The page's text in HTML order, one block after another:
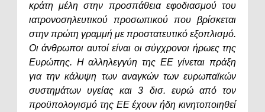
κράτη μέλη στην προσπάθεια εφοδιασμού του
ιατρονοσηλευτικού προσωπικού που βρίσκεται
στην πρώτη γραμμή με προστατευτικό εξοπλισμό.
Οι άνθρωποι αυτοί είναι οι σύγχρονοι ήρωες της
Ευρώπης. Η αλληλεγγύη της ΕΕ γίνεται πράξη
για την κάλυψη των αναγκών των ευρωπαϊκών
συστημάτων υγείας και 3 δισ. ευρώ από τον
προϋπολογισμό της ΕΕ έχουν ήδη κινητοποιηθεί